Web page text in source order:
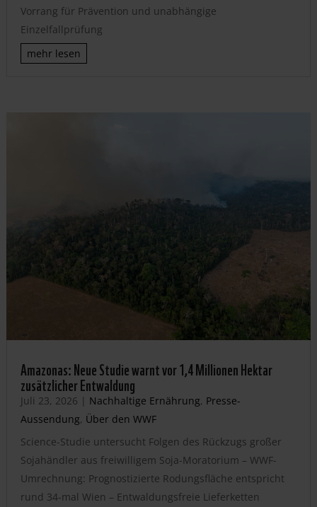
Vorrang für Prävention und unabhängige
Einzelfallprüfung
mehr lesen
Amazonas: Neue Studie warnt vor 1,4 Millionen Hektar
zusätzlicher Entwaldung
Juli 23, 2026 | Nachhaltige Ernährung, Presse-
Aussendung, Über den WWF
Science-Studie untersucht Folgen des Rückzugs großer
Sojahändler aus freiwilligem Soja-Moratorium – WWF-
Umrechnung: Prognostizierte Rodungsfläche entspricht
rund 34-mal Wien – Entwaldungsfreie Lieferketten